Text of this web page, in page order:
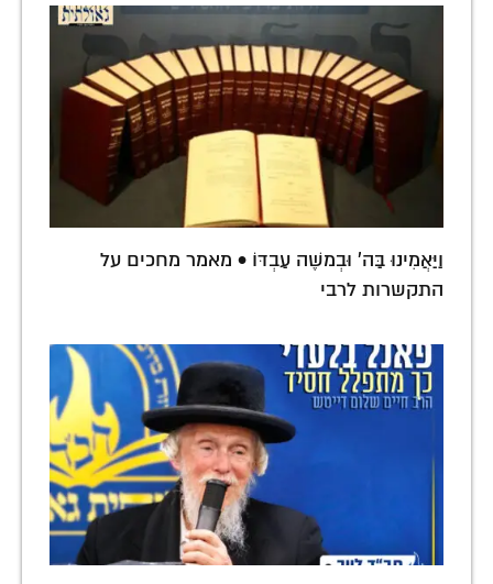
וַיַּאֲמִינוּ בַּה' וּבְמשֶׁה עַבְדּוֹ • מאמר מחכים על
התקשרות לרבי